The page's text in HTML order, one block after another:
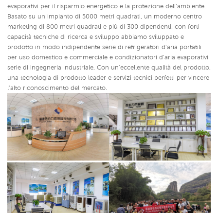
evaporativi per il risparmio energetico e la protezione dell'ambiente.
Basato su un impianto di 5000 metri quadrati, un moderno centro
marketing di 800 metri quadrati e più di 300 dipendenti, con forti
capacità tecniche di ricerca e sviluppo abbiamo sviluppato e
prodotto in modo indipendente serie di refrigeratori d'aria portatili
per uso domestico e commerciale e condizionatori d'aria evaporativi
serie di ingegneria industriale, Con un'eccellente qualità del prodotto,
una tecnologia di prodotto leader e servizi tecnici perfetti per vincere
l'alto riconoscimento del mercato.